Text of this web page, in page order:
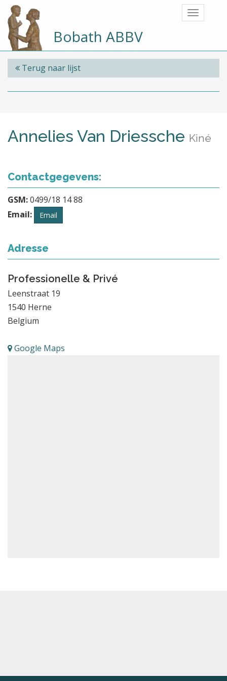
Bobath ABBV
Terug naar lijst
Annelies Van Driessche Kiné
Contactgegevens:
GSM:0499/18 14 88
Email:
Email
Adresse
Professionelle & Privé
Leenstraat 19
1540 Herne
Belgium
Google Maps